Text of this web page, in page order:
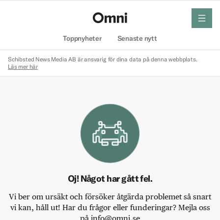
Toppnyheter Senaste nytt
meny
Schibsted News Media AB är ansvarig för dina data på denna webbplats.
Läs mer här
Oj! Något har gått fel.
Vi ber om ursäkt och försöker åtgärda problemet så snart
vi kan, håll ut! Har du frågor eller funderingar? Mejla oss